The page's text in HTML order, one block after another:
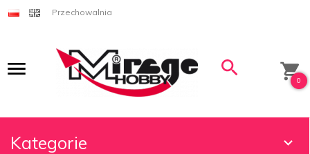
Przechowalnia
0
Kategorie